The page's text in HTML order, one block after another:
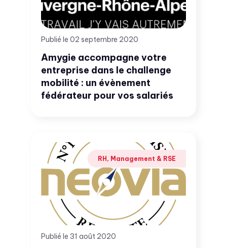
Publié le 02 septembre 2020
Amygie accompagne votre
entreprise dans le challenge
mobilité : un évènement
fédérateur pour vos salariés
RH, Management & RSE
Publié le 31 août 2020